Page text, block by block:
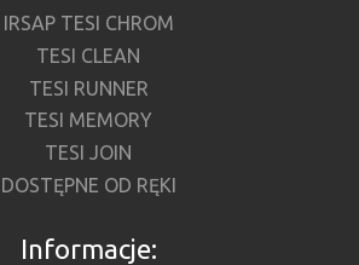
IRSAP TESI CHROM
TESI CLEAN
TESI RUNNER
TESI MEMORY
TESI JOIN
DOSTĘPNE OD RĘKI
Informacje: